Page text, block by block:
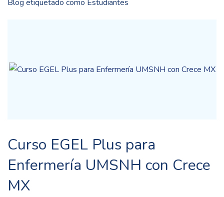
Blog etiquetado como Estudiantes
Curso EGEL Plus para
Enfermería UMSNH con Crece
MX